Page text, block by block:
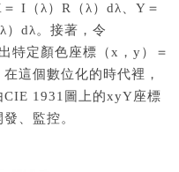
I（λ）R（λ）dλ、Y＝
）dλ。接著，令
特定顏色座標（x，y）＝
這個數位化的時代裡，
CIE 1931圖上的xyY座標
、監控。